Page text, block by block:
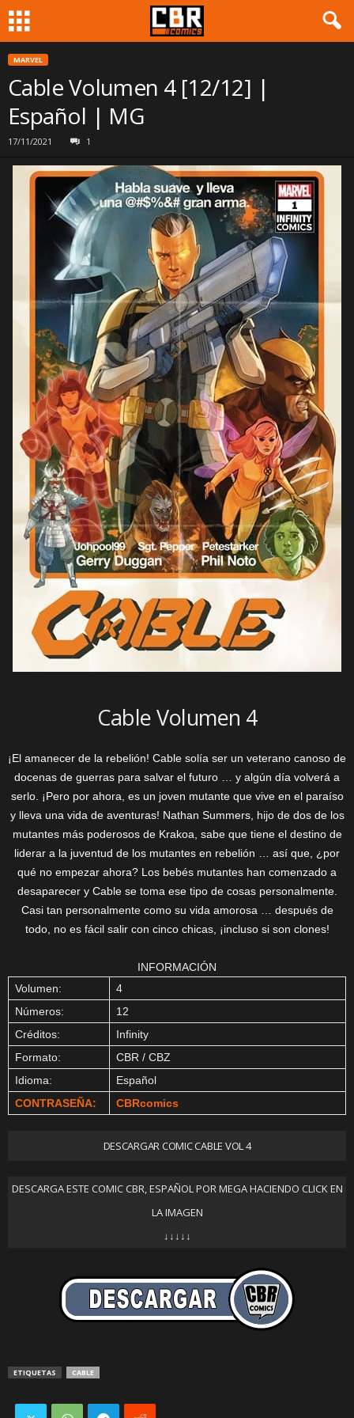
MARVEL
Cable Volumen 4 [12/12] |
Español | MG
17/11/2021 1
Cable Volumen 4
¡El amanecer de la rebelión! Cable solía ser un veterano canoso de
docenas de guerras para salvar el futuro … y algún día volverá a
serlo. ¡Pero por ahora, es un joven mutante que vive en el paraíso
y lleva una vida de aventuras! Nathan Summers, hijo de dos de los
mutantes más poderosos de Krakoa, sabe que tiene el destino de
liderar a la juventud de los mutantes en rebelión … así que, ¿por
qué no empezar ahora? Los bebés mutantes han comenzado a
desaparecer y Cable se toma ese tipo de cosas personalmente.
Casi tan personalmente como su vida amorosa … después de
todo, no es fácil salir con cinco chicas, ¡incluso si son clones!
INFORMACIÓN
Volumen:
4
Números:
12
Créditos:
Infinity
Formato:
CBR / CBZ
Idioma:
Español
CONTRASEÑA:
CBRcomics
DESCARGAR COMIC CABLE VOL 4
DESCARGA ESTE COMIC CBR, ESPAÑOL POR MEGA HACIENDO CLICK EN
LA IMAGEN
↓↓↓↓↓
ETIQUETAS CABLE